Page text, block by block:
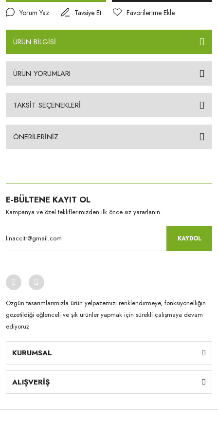
Yorum Yaz Tavsiye Et
ÜRÜN BİLGİSİ
ÜRÜN YORUMLARI
TAKSİT SEÇENEKLERİ
ÖNERİLERİNİZ
E-BÜLTENE KAYIT OL
Kampanya ve özel tekliflerimizden ilk önce siz yararlanın.
KAYDOL
Özgün tasarımlarımızla ürün yelpazemizi renklendirmeye, fonksiyonelliğin
gözetildiği eğlenceli ve şık ürünler yapmak için sürekli çalışmaya devam
ediyoruz
KURUMSAL
ALIŞVERİŞ